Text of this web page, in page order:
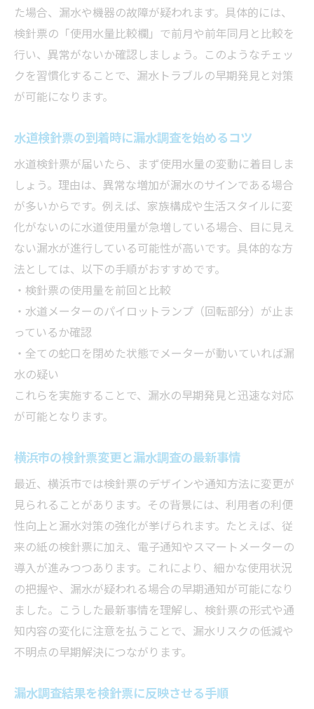
た場合、漏水や機器の故障が疑われます。具体的には、
検針票の「使用水量比較欄」で前月や前年同月と比較を
行い、異常がないか確認しましょう。このようなチェッ
クを習慣化することで、漏水トラブルの早期発見と対策
が可能になります。
水道検針票の到着時に漏水調査を始めるコツ
水道検針票が届いたら、まず使用水量の変動に着目しま
しょう。理由は、異常な増加が漏水のサインである場合
が多いからです。例えば、家族構成や生活スタイルに変
化がないのに水道使用量が急増している場合、目に見え
ない漏水が進行している可能性が高いです。具体的な方
法としては、以下の手順がおすすめです。
・検針票の使用量を前回と比較
・水道メーターのパイロットランプ（回転部分）が止ま
っているか確認
・全ての蛇口を閉めた状態でメーターが動いていれば漏
水の疑い
これらを実施することで、漏水の早期発見と迅速な対応
が可能となります。
横浜市の検針票変更と漏水調査の最新事情
最近、横浜市では検針票のデザインや通知方法に変更が
見られることがあります。その背景には、利用者の利便
性向上と漏水対策の強化が挙げられます。たとえば、従
来の紙の検針票に加え、電子通知やスマートメーターの
導入が進みつつあります。これにより、細かな使用状況
の把握や、漏水が疑われる場合の早期通知が可能になり
ました。こうした最新事情を理解し、検針票の形式や通
知内容の変化に注意を払うことで、漏水リスクの低減や
不明点の早期解決につながります。
漏水調査結果を検針票に反映させる手順